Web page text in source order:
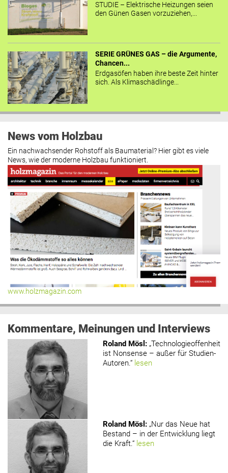
STUDIE – Elektrische Heizungen seien
den Günen Gasen vorzuziehen,...
SERIE GRÜNES GAS – die Argumente,
Chancen...
Erdgasöfen haben ihre beste Zeit hinter
sich. Als Klimaschädlinge...
News vom Holzbau
Ein nachwachsender Rohstoff als Baumaterial? Hier gibt es viele
News, wie der moderne Holzbau funktioniert.
www.holzmagazin.com
Kommentare, Meinungen und Interviews
Roland Mösl : „Technologieoffenheit
ist Nonsense – außer für Studien-
Autoren.“ lesen
Roland Mösl : „Nur das Neue hat
Bestand – in der Entwicklung liegt
die Kraft.“ lesen